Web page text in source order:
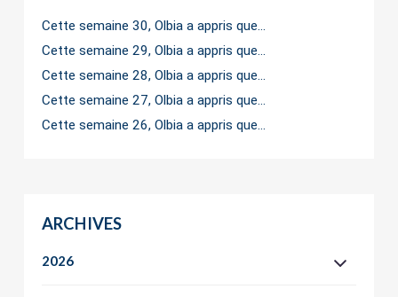
Cette semaine 30, Olbia a appris que…
Cette semaine 29, Olbia a appris que…
Cette semaine 28, Olbia a appris que…
Cette semaine 27, Olbia a appris que…
Cette semaine 26, Olbia a appris que…
ARCHIVES
2026